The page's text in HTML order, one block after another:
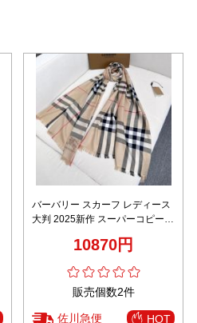
バーバリー スカーフ レディース
大判 2025新作 スーパーコピー
上質素材 柔らか仕上げ 人気ギフ
10870円
販売個数2件
佐川急便 HOT